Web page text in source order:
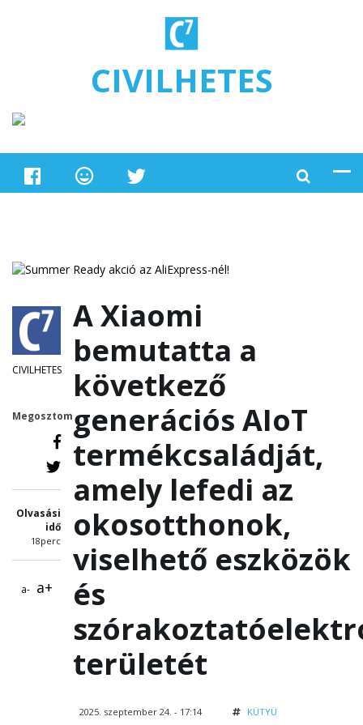
CIVILHETES
CIVILHETES
Megosztom
Olvasási
idő
18perc
a- a+
A Xiaomi
bemutatta a
következő
generációs AIoT
termékcsaládját,
amely lefedi az
okosotthonok,
viselhető eszközök
és
területét
2025. szeptember 24. - 17:14 KÜTYÜ